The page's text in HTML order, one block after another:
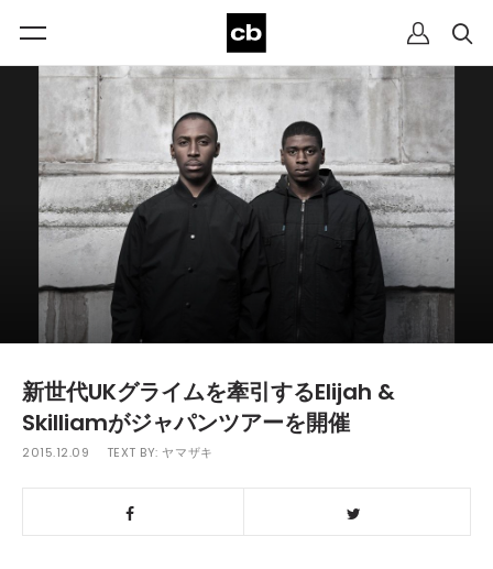
新世代UKグライムを牽引するElijah &
Skilliamがジャパンツアーを開催
2015.12.09 TEXT BY: ヤマザキ